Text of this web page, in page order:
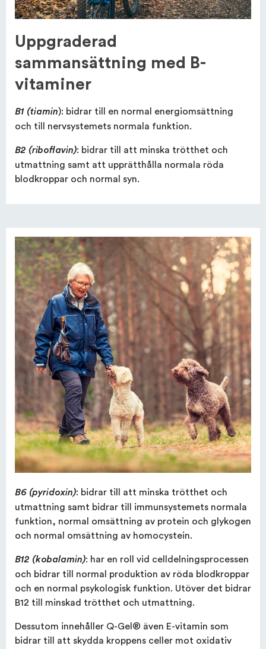
Uppgraderad
sammansättning med B-
vitaminer
B1 (tiamin): bidrar till en normal energiomsättning
och till nervsystemets normala funktion.
B2 (riboflavin): bidrar till att minska trötthet och
utmattning samt att upprätthålla normala röda
blodkroppar och normal syn.
B6 (pyridoxin): bidrar till att minska trötthet och
utmattning samt bidrar till immunsystemets normala
funktion, normal omsättning av protein och glykogen
och normal omsättning av homocystein.
B12 (kobalamin): har en roll vid celldelningsprocessen
och bidrar till normal produktion av röda blodkroppar
och en normal psykologisk funktion. Utöver det bidrar
B12 till minskad trötthet och utmattning.
Dessutom innehåller Q-Gel® även E-vitamin som
bidrar till att skydda kroppens celler mot oxidativ